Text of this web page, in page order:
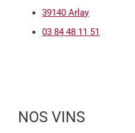
39140 Arlay
03 84 48 11 51
NOS VINS